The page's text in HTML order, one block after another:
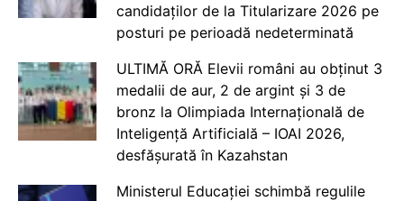
candidaților de la Titularizare 2026 pe
posturi pe perioadă nedeterminată
ULTIMĂ ORĂ Elevii români au obținut 3
medalii de aur, 2 de argint și 3 de
bronz la Olimpiada Internațională de
Inteligență Artificială – IOAI 2026,
desfășurată în Kazahstan
Ministerul Educației schimbă regulile